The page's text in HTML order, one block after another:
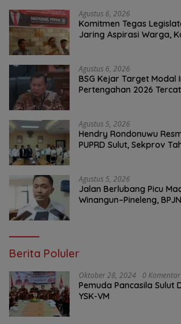
Agustus 6, 2026
Komitmen Tegas
Jaring Aspirasi Warga,
Agustus 6, 2026
BSG Kejar Target Modal
Pertengahan 2026
Agustus 5, 2026
Hendry Rondonuwu
PUPRD Sulut, Sekprov
Agustus 5, 2026
Jalan Berlubang Picu
Winangun–Pineleng,
Berita Poluler
Oktober 28, 2024 0 Komentar
Pemuda Pancasila Sulut
YSK-VM